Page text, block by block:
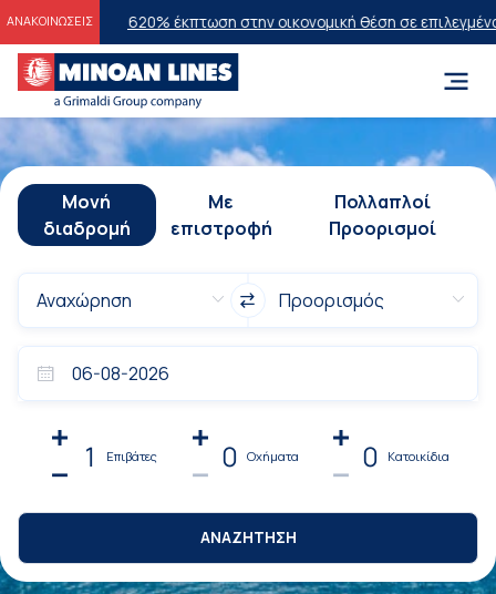
ΑΝΑΚΟΙΝΩΣΕΙΣ
20% έκπτωση στην οικονομική θέση σε επιλεγμένα δρομολόγια
Μονή
διαδρομή
Με
επιστροφή
Πολλαπλοί
Προορισμοί
1 Επιβάτες 0 Οχήματα 0 Κατοικίδια
ΑΝΑΖΗΤΗΣΗ